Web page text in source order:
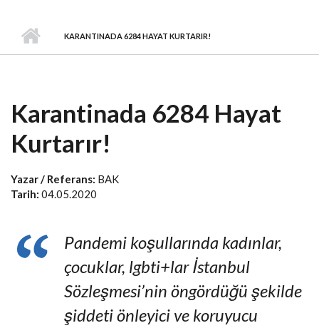
KARANTINADA 6284 HAYAT KURTARIR!
Karantinada 6284 Hayat
Kurtarır!
Yazar / Referans: BAK
Tarih: 04.05.2020
Pandemi koşullarında kadınlar,
çocuklar, lgbti+lar İstanbul
Sözleşmesi’nin öngördüğü şekilde
şiddeti önleyici ve koruyucu